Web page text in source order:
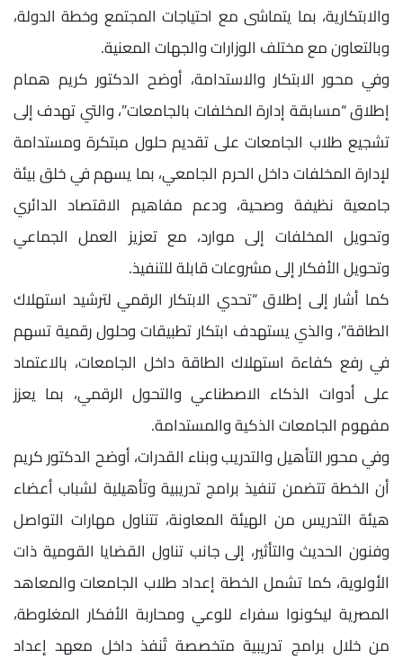
والابتكارية، بما يتماشى مع احتياجات المجتمع وخطة الدولة،
وبالتعاون مع مختلف الوزارات والجهات المعنية.
وفي محور الابتكار والاستدامة، أوضح الدكتور كريم همام
إطلاق “مسابقة إدارة المخلفات بالجامعات”، والتي تهدف إلى
تشجيع طلاب الجامعات على تقديم حلول مبتكرة ومستدامة
لإدارة المخلفات داخل الحرم الجامعي، بما يسهم في خلق بيئة
جامعية نظيفة وصحية، ودعم مفاهيم الاقتصاد الدائري
وتحويل المخلفات إلى موارد، مع تعزيز العمل الجماعي
وتحويل الأفكار إلى مشروعات قابلة للتنفيذ.
كما أشار إلى إطلاق “تحدي الابتكار الرقمي لترشيد استهلاك
الطاقة”، والذي يستهدف ابتكار تطبيقات وحلول رقمية تسهم
في رفع كفاءة استهلاك الطاقة داخل الجامعات، بالاعتماد
على أدوات الذكاء الاصطناعي والتحول الرقمي، بما يعزز
مفهوم الجامعات الذكية والمستدامة.
وفي محور التأهيل والتدريب وبناء القدرات، أوضح الدكتور كريم
أن الخطة تتضمن تنفيذ برامج تدريبية وتأهيلية لشباب أعضاء
هيئة التدريس من الهيئة المعاونة، تتناول مهارات التواصل
وفنون الحديث والتأثير، إلى جانب تناول القضايا القومية ذات
الأولوية، كما تشمل الخطة إعداد طلاب الجامعات والمعاهد
المصرية ليكونوا سفراء للوعي ومحاربة الأفكار المغلوطة،
من خلال برامج تدريبية متخصصة تُنفذ داخل معهد إعداد